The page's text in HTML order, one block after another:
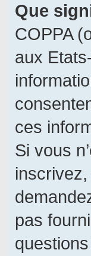
Que
COPPA
aux
ces
Si vous
pas